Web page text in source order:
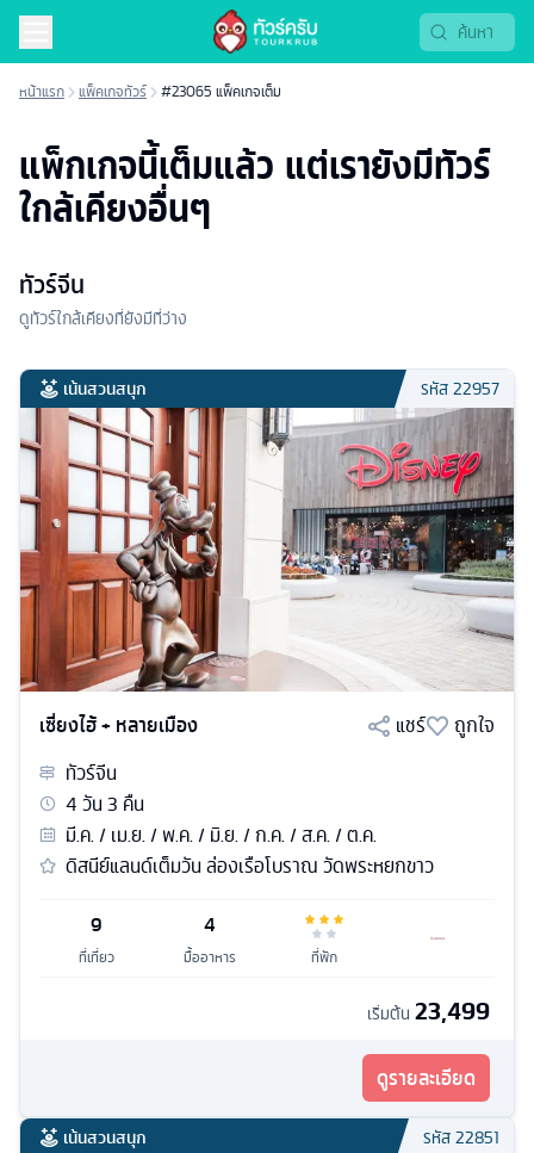
หน้าแรก แพ็คเกจทัวร์ #23065 แพ็คเกจเต็ม
แพ็กเกจนี้เต็มแล้ว แต่เรายังมีทัวร์
ใกล้เคียงอื่นๆ
ทัวร์จีน
ดูทัวร์ใกล้เคียงที่ยังมีที่ว่าง
เน้นสวนสนุก รหัส22957
เซี่ยงไฮ้ + หลายเมือง แชร์
ถูกใจ
ทัวร์จีน
4วัน3 คืน
มี.ค. / เม.ย. / พ.ค. / มิ.ย. / ก.ค. / ส.ค. / ต.ค.
ดิสนีย์แลนด์เต็มวัน ล่องเรือโบราณ วัดพระหยกขาว
9
ที่เที่ยว
4
มื้ออาหาร ที่พัก
เริ่มต้น 23,499
ดูรายละเอียด
เน้นสวนสนุก รหัส22851